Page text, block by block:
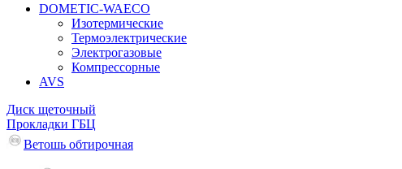
DOMETIC-WAECO
Изотермические
Термоэлектрические
Электрогазовые
Компрессорные
AVS
Диск щеточный
Прокладки ГБЦ
Ветошь обтирочная